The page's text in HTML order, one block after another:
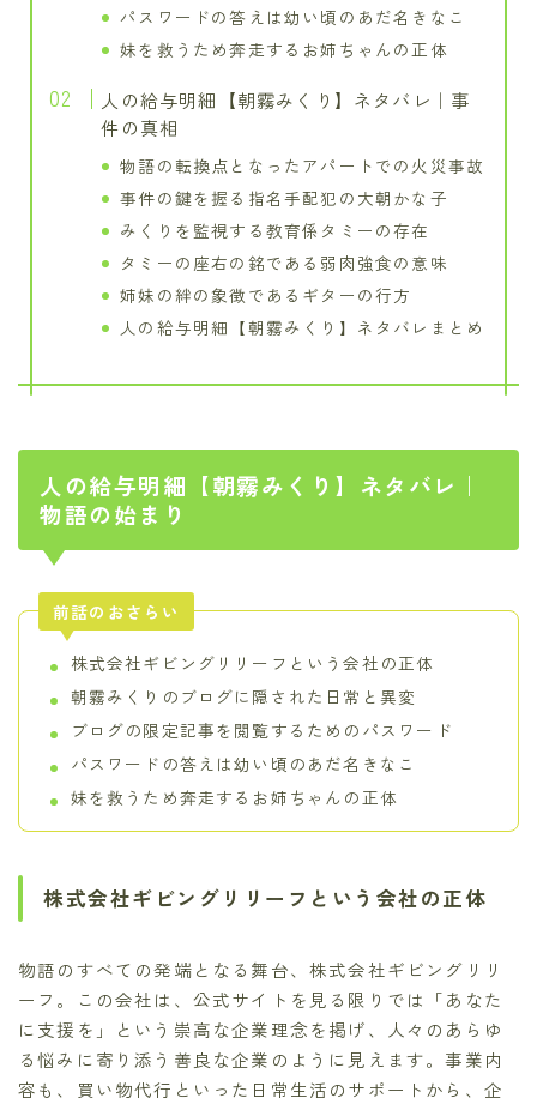
パスワードの答えは幼い頃のあだ名きなこ
妹を救うため奔走するお姉ちゃんの正体
人の給与明細【朝霧みくり】ネタバレ｜事
件の真相
物語の転換点となったアパートでの火災事故
事件の鍵を握る指名手配犯の大朝かな子
みくりを監視する教育係タミーの存在
タミーの座右の銘である弱肉強食の意味
姉妹の絆の象徴であるギターの行方
人の給与明細【朝霧みくり】ネタバレまとめ
人の給与明細【朝霧みくり】ネタバレ｜
物語の始まり
前話のおさらい
株式会社ギビングリリーフという会社の正体
朝霧みくりのブログに隠された日常と異変
ブログの限定記事を閲覧するためのパスワード
パスワードの答えは幼い頃のあだ名きなこ
妹を救うため奔走するお姉ちゃんの正体
株式会社ギビングリリーフという会社の正体
物語のすべての発端となる舞台、株式会社ギビングリリ
ーフ。この会社は、公式サイトを見る限りでは「あなた
に支援を」という崇高な企業理念を掲げ、人々のあらゆ
る悩みに寄り添う善良な企業のように見えます。事業内
容も、買い物代行といった日常生活のサポートから、企